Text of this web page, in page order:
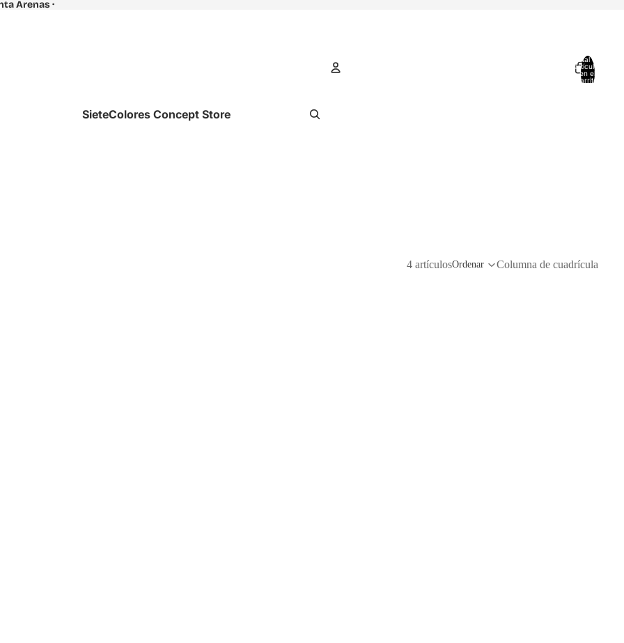
Arenas ·
SieteColores Concept Store
Total de
artículos
en el
carrito:
4 artículosOrdenar Columna de cuadrícula